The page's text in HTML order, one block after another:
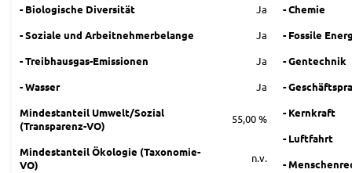
- Biologische Diversität
Ja
- Soziale und Arbeitnehmerbelange
Ja
- Treibhausgas-Emissionen
Ja
- Wasser
Ja
Mindestanteil Umwelt/Sozial
(Transparenz-VO)
55,00 %
Mindestanteil Ökologie (Taxonomie-
VO)
n.v.
- Chemie
- Fossile
- Gentechnik
-
- Kernkraft
- Luftfahrt
-